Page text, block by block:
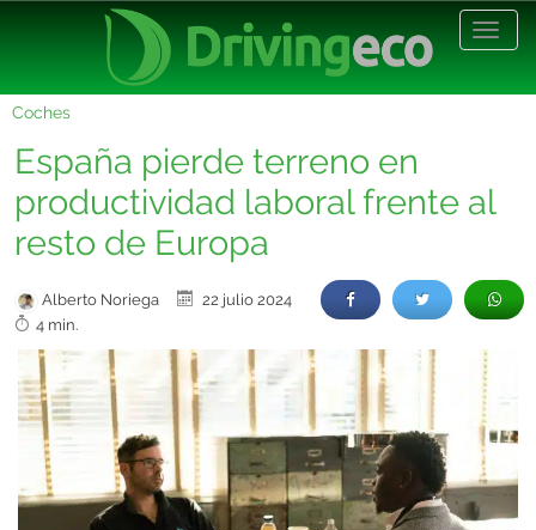
Coches
España pierde terreno en
productividad laboral frente al
resto de Europa
Alberto Noriega
22 julio 2024
4 min.